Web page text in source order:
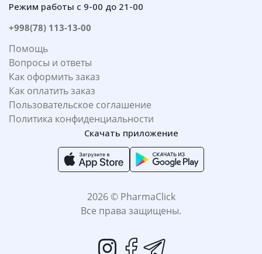
Режим работы с 9-00 до 21-00
+998(78) 113-13-00
Помощь
Вопросы и ответы
Как оформить заказ
Как оплатить заказ
Пользовательское соглашение
Политика конфиденциальности
Скачать приложение
2026 © PharmaClick
Все права защищены.